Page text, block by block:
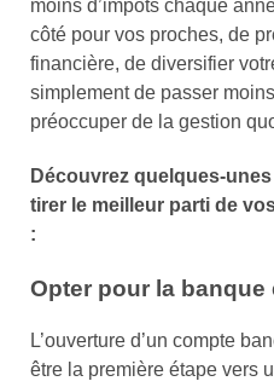
moins d’impôts chaque
côté pour vos proches, de
financière, de diversifier
simplement de passer
préoccuper de la gestion
Découvrez quelques-
tirer le meilleur parti de
:
Opter pour la banque
L’ouverture d’un compte
être la première étape vers